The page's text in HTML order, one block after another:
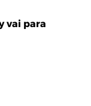
vai para